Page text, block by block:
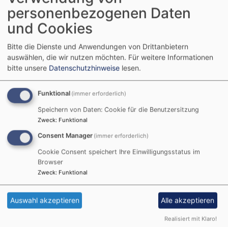
Startseite Besondere Wege
Besondere Wege
DER AUFERSTEHUNGSWEG
.... einmalig in Bayern
DER JAKOBUSWEG
personenbezogenen Daten
und Cookies
Bitte die Dienste und Anwendungen von Drittanbietern
auswählen, die wir nutzen möchten. Für weitere Informationen
bitte unsere Datenschutzhinweise lesen.
Funktional (immer erforderlich)
Speichern von Daten: Cookie für die Benutzersitzung
Zweck: Funktional
Consent Manager (immer erforderlich)
Cookie Consent speichert Ihre Einwilligungsstatus im
Browser
Zweck: Funktional
Auswahl akzeptieren Alle akzeptieren
Realisiert mit Klaro!